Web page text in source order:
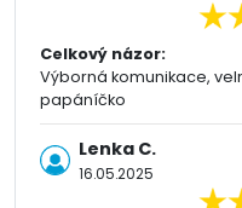
Celkový názor:
Výborná komunikace,
papáníčko
Lenka C.
16.05.2025